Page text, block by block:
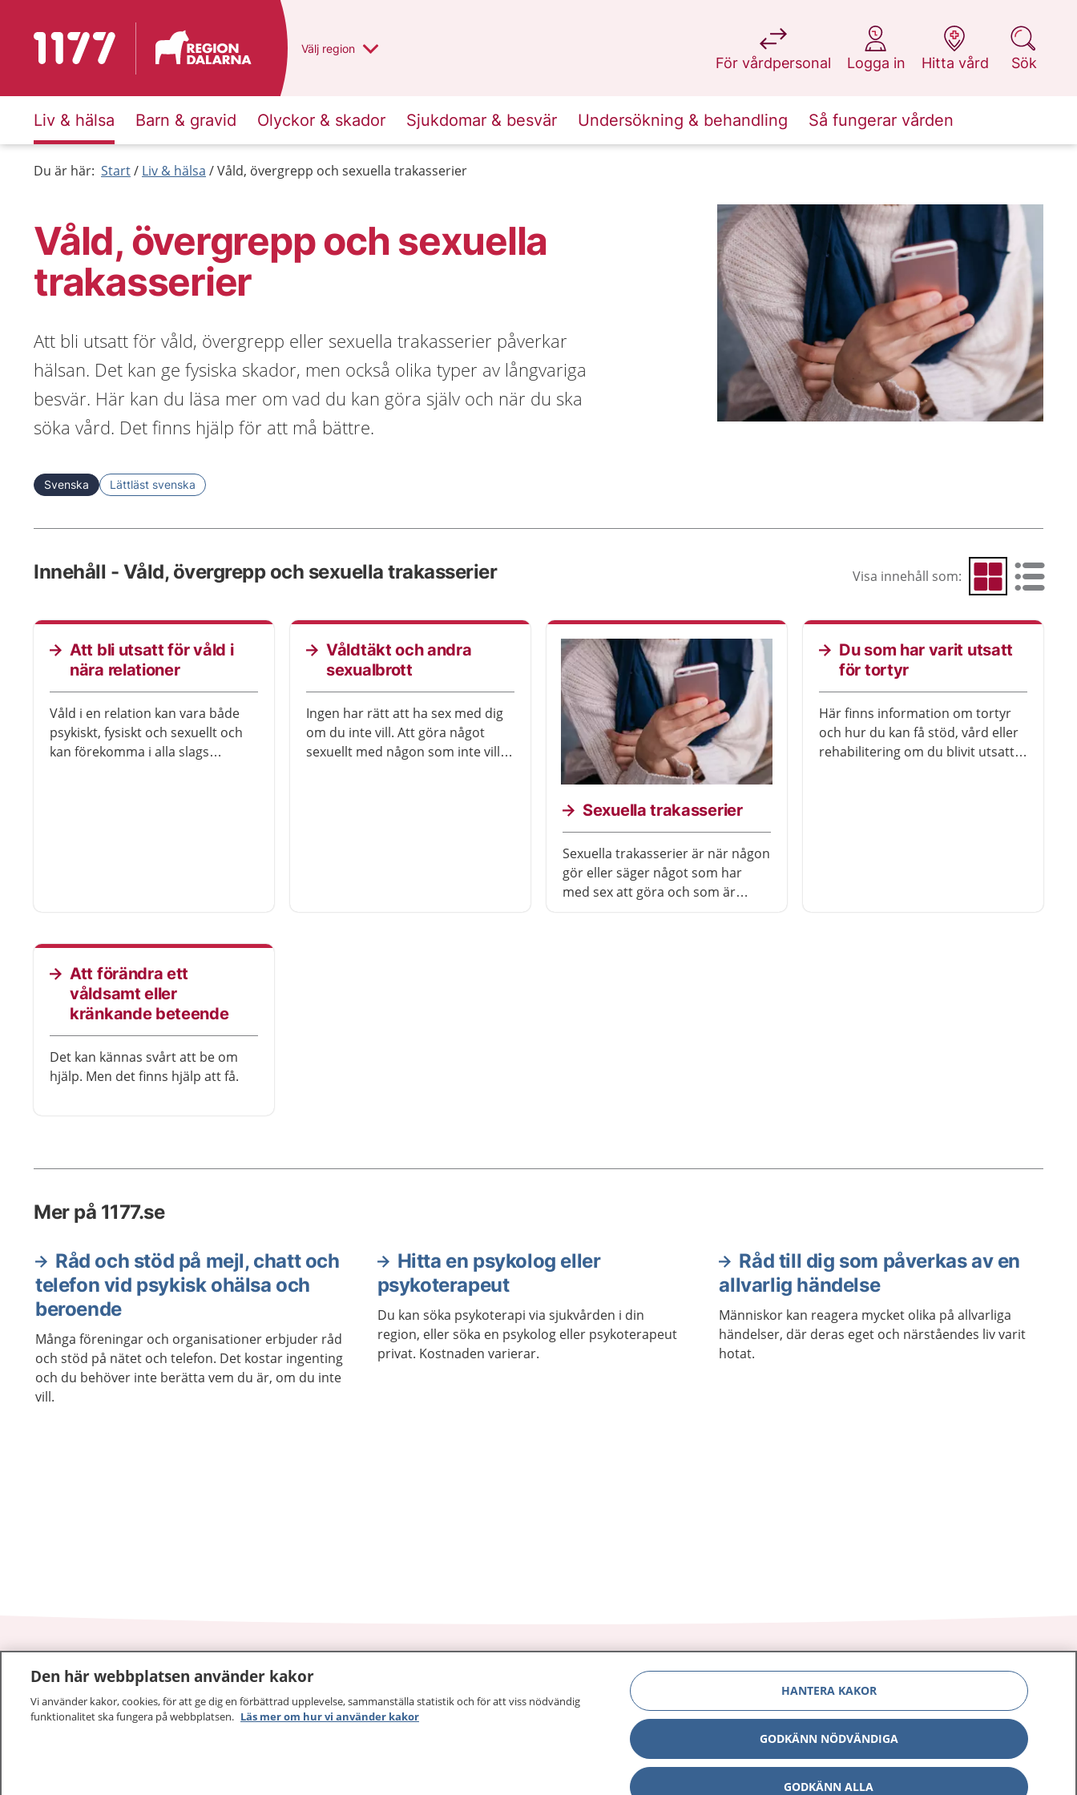
Till startsidan för 1177 Du har valt region
Välj en annan
region
För vårdpersonal
på 1177.se
Logga in
på 1177.se
Hitta vård
på 1177.se
Sök
på 1177.se
Liv & hälsa Barn & gravid Olyckor & skador Sjukdomar & besvär Undersökning & behandling Så fungerar vården
Du är här: Start Liv & hälsa Våld, övergrepp och sexuella trakasserier
Våld, övergrepp och sexuella
trakasserier
Att bli utsatt för våld, övergrepp eller sexuella trakasserier påverkar
hälsan. Det kan ge fysiska skador, men också olika typer av långvariga
besvär. Här kan du läsa mer om vad du kan göra själv och när du ska
söka vård. Det finns hjälp för att må bättre.
Svenska Lättläst svenska
Innehåll - Våld, övergrepp och sexuella trakasserier Visa innehåll som: Visa som rutnät
Visa som
Att bli utsatt för våld i
nära relationer
Våld i en relation kan vara både
psykiskt, fysiskt och sexuellt och
kan förekomma i alla slags
Våldtäkt och andra
sexualbrott
Ingen har rätt att ha sex med dig
om du inte vill. Att göra något
sexuellt med någon som inte vill
Sexuella trakasserier
Sexuella trakasserier är när någon
gör eller säger något som har
med sex att göra och som är
Du som har varit utsatt
för tortyr
Här finns information om tortyr
och hur du kan få stöd, vård eller
rehabilitering om du blivit utsatt
Att förändra ett
våldsamt eller
kränkande beteende
Det kan kännas svårt att be om
hjälp. Men det finns hjälp att få.
Mer på 1177.se
Råd och stöd på mejl, chatt och
telefon vid psykisk ohälsa och
beroende
Många föreningar och organisationer erbjuder råd
och stöd på nätet och telefon. Det kostar ingenting
och du behöver inte berätta vem du är, om du inte
vill.
Hitta en psykolog eller
psykoterapeut
Du kan söka psykoterapi via sjukvården i din
region, eller söka en psykolog eller psykoterapeut
privat. Kostnaden varierar.
Råd till dig som påverkas av en
allvarlig händelse
Människor kan reagera mycket olika på allvarliga
händelser, där deras eget och närståendes liv varit
hotat.
1177– tryggt om din hälsa och vård
På 1177.se får du råd om hälsa och information om sjukdomar och
Other languages
Lättläst svenska
Om 1177
Kontakt
Den här webbplatsen använder kakor
Vi använder kakor, cookies, för att ge dig en förbättrad upplevelse, sammanställa statistik och för att viss nödvändig
funktionalitet ska fungera på webbplatsen. Läs mer om hur vi använder kakor
HANTERA KAKOR
GODKÄNN NÖDVÄNDIGA
GODKÄNN ALLA